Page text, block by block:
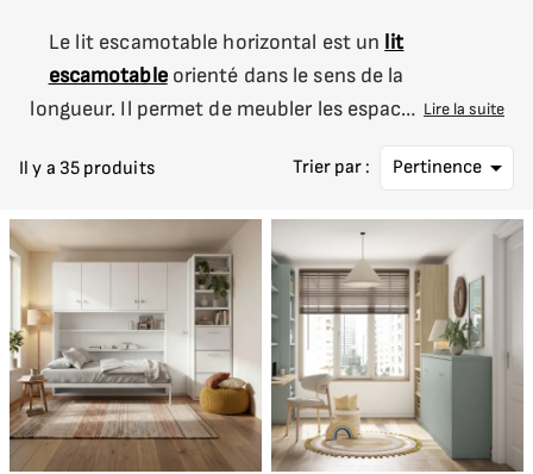
Le lit escamotable horizontal est un lit
escamotableorienté dans le sens de la
longueur. Il permet de meubler les espaces
longs avec peu de profondeur ou avec une
hauteur réduite (mansardé par exemple).
canapé ou un bureau. Optimisez votre
espace et gagnez en modularité. Il
s’intégrera aussi bien dans votre salon,
votre chambre à coucher, une chambre
d’enfant ou un petit espace comme un
bureau.
Lire la suite
Il y a 35 produits Trier par : Pertinence 